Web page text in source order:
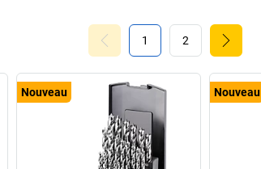
1 2
Nouveau Nouveau